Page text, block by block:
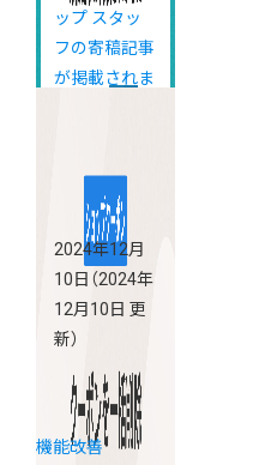
ップ スタッ
フの寄稿記事
が掲載されま
2024年12月
10日 （2024年
12月10日 更
新）
機能改善